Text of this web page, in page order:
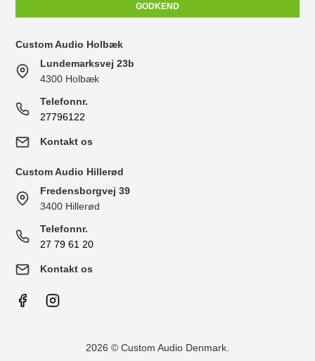
GODKEND
Custom Audio Holbæk
Lundemarksvej 23b
4300 Holbæk
Telefonnr.
27796122
Kontakt os
Custom Audio Hillerød
Fredensborgvej 39
3400 Hillerød
Telefonnr.
27 79 61 20
Kontakt os
2026 © Custom Audio Denmark.